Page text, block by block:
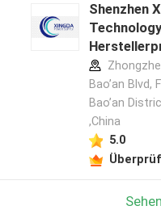
Shenzhen
Bao’an Blvd,
Bao’an
,China
5.0